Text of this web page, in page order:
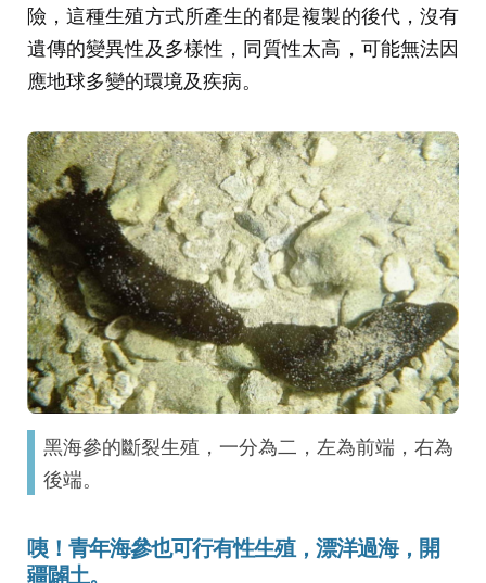
險，這種生殖方式所產生的都是複製的後代，沒有
遺傳的變異性及多樣性，同質性太高，可能無法因
應地球多變的環境及疾病。
黑海參的斷裂生殖，一分為二，左為前端，右為
後端。
咦！青年海參也可行有性生殖，漂洋過海，開
疆闢土。